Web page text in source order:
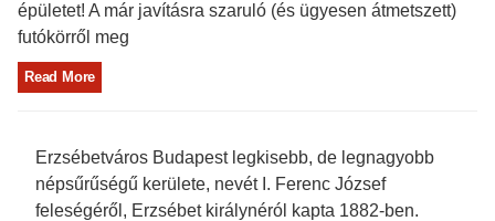
épületet! A már javításra szaruló (és ügyesen átmetszett)
futókörről meg
Read More
Erzsébetváros Budapest legkisebb, de legnagyobb
népsűrűségű kerülete, nevét I. Ferenc József
feleségéről, Erzsébet királynéról kapta 1882-ben.